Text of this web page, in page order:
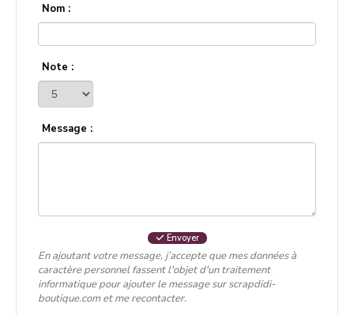
Nom :
Note :
Message :
Envoyer
En ajoutant votre message, j’accepte que mes données à
caractère personnel fassent l'objet d'un traitement
informatique pour ajouter le message sur scrapdidi-
boutique.com et me recontacter.